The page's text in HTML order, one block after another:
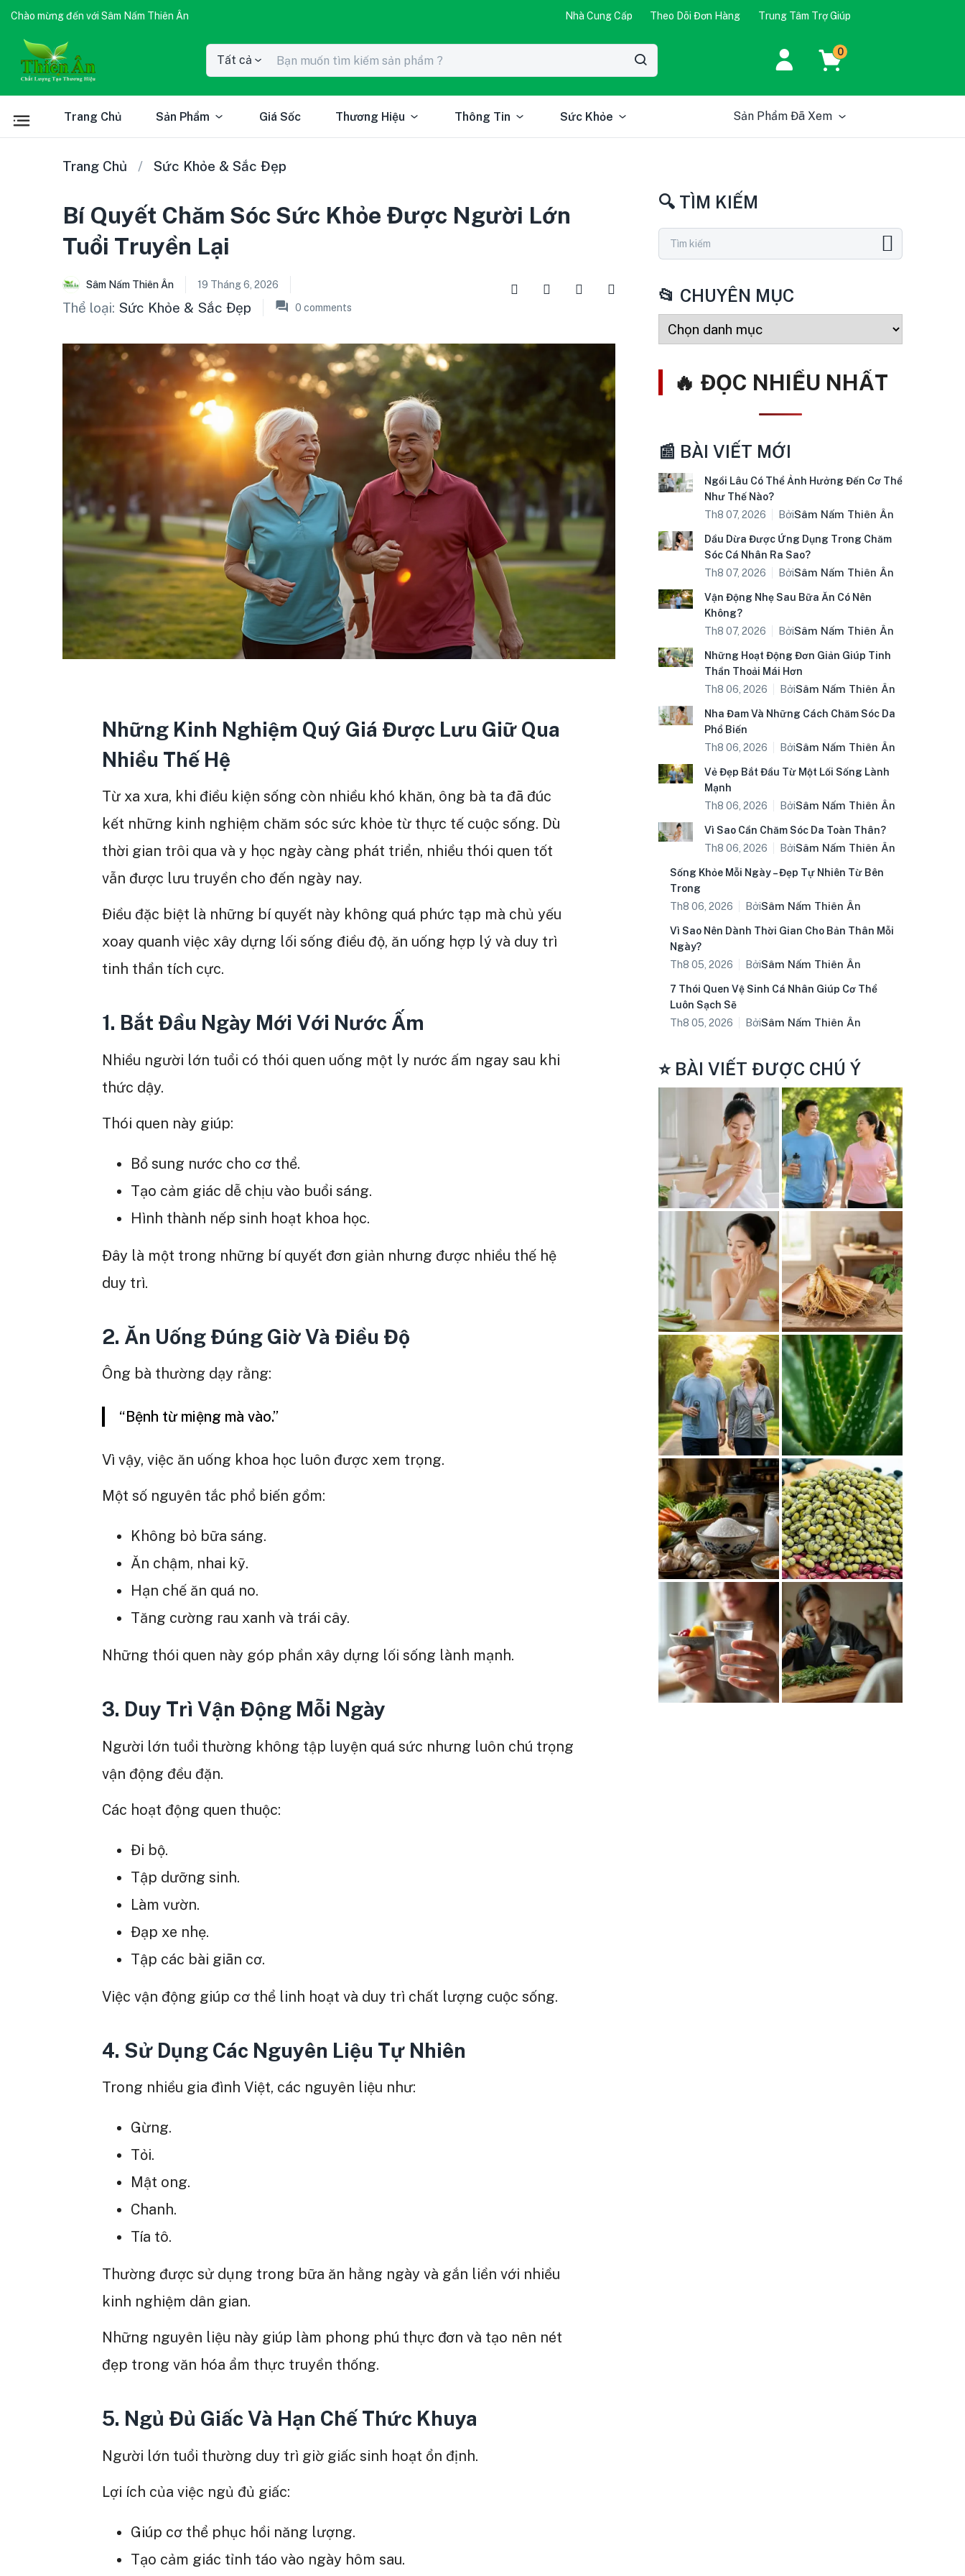
Chào mừng đến với Sâm Nấm Thiên Ân Nhà Cung Cấp Theo Dõi Đơn Hàng Trung Tâm Trợ Giúp
Tất cả
0
Trang Chủ Sản Phẩm Giá Sốc Thương Hiệu Thông Tin Sức Khỏe Sản Phẩm Đã Xem
Trang Chủ Sức Khỏe & Sắc Đẹp
Bí Quyết Chăm Sóc Sức Khỏe Được Người Lớn
Tuổi Truyền Lại
Sâm Nấm Thiên Ân 19 Tháng 6, 2026
Thể loại: Sức Khỏe & Sắc Đẹp 0 comments
Những Kinh Nghiệm Quý Giá Được Lưu Giữ Qua
Nhiều Thế Hệ
Từ xa xưa, khi điều kiện sống còn nhiều khó khăn, ông bà ta đã đúc
kết những kinh nghiệm chăm sóc sức khỏe từ thực tế cuộc sống. Dù
thời gian trôi qua và y học ngày càng phát triển, nhiều thói quen tốt
vẫn được lưu truyền cho đến ngày nay.
Điều đặc biệt là những bí quyết này không quá phức tạp mà chủ yếu
xoay quanh việc xây dựng lối sống điều độ, ăn uống hợp lý và duy trì
tinh thần tích cực.
1. Bắt Đầu Ngày Mới Với Nước Ấm
Nhiều người lớn tuổi có thói quen uống một ly nước ấm ngay sau khi
thức dậy.
Thói quen này giúp:
Bổ sung nước cho cơ thể.
Tạo cảm giác dễ chịu vào buổi sáng.
Hình thành nếp sinh hoạt khoa học.
Đây là một trong những bí quyết đơn giản nhưng được nhiều thế hệ
duy trì.
2. Ăn Uống Đúng Giờ Và Điều Độ
Ông bà thường dạy rằng:
“Bệnh từ miệng mà vào.”
Vì vậy, việc ăn uống khoa học luôn được xem trọng.
Một số nguyên tắc phổ biến gồm:
Không bỏ bữa sáng.
Ăn chậm, nhai kỹ.
Hạn chế ăn quá no.
Tăng cường rau xanh và trái cây.
Những thói quen này góp phần xây dựng lối sống lành mạnh.
3. Duy Trì Vận Động Mỗi Ngày
Người lớn tuổi thường không tập luyện quá sức nhưng luôn chú trọng
vận động đều đặn.
Các hoạt động quen thuộc:
Đi bộ.
Tập dưỡng sinh.
Làm vườn.
Đạp xe nhẹ.
Tập các bài giãn cơ.
Việc vận động giúp cơ thể linh hoạt và duy trì chất lượng cuộc sống.
4. Sử Dụng Các Nguyên Liệu Tự Nhiên
Trong nhiều gia đình Việt, các nguyên liệu như:
Gừng.
Tỏi.
Mật ong.
Chanh.
Tía tô.
Thường được sử dụng trong bữa ăn hằng ngày và gắn liền với nhiều
kinh nghiệm dân gian.
Những nguyên liệu này giúp làm phong phú thực đơn và tạo nên nét
đẹp trong văn hóa ẩm thực truyền thống.
5. Ngủ Đủ Giấc Và Hạn Chế Thức Khuya
Người lớn tuổi thường duy trì giờ giấc sinh hoạt ổn định.
Lợi ích của việc ngủ đủ giấc:
Giúp cơ thể phục hồi năng lượng.
Tạo cảm giác tỉnh táo vào ngày hôm sau.
🔍 TÌM KIẾM
📂 CHUYÊN MỤC
🔥 ĐỌC NHIỀU NHẤT
📰 BÀI VIẾT MỚI
Ngồi Lâu Có Thể Ảnh Hưởng Đến Cơ Thể
Như Thế Nào?
Th8 07, 2026
BởiSâm Nấm Thiên Ân
Dầu Dừa Được Ứng Dụng Trong Chăm
Sóc Cá Nhân Ra Sao?
Th8 07, 2026
BởiSâm Nấm Thiên Ân
Vận Động Nhẹ Sau Bữa Ăn Có Nên
Không?
Th8 07, 2026
BởiSâm Nấm Thiên Ân
Những Hoạt Động Đơn Giản Giúp Tinh
Thần Thoải Mái Hơn
Th8 06, 2026
BởiSâm Nấm Thiên Ân
Nha Đam Và Những Cách Chăm Sóc Da
Phổ Biến
Th8 06, 2026
BởiSâm Nấm Thiên Ân
Vẻ Đẹp Bắt Đầu Từ Một Lối Sống Lành
Mạnh
Th8 06, 2026
BởiSâm Nấm Thiên Ân
Vì Sao Cần Chăm Sóc Da Toàn Thân?
Th8 06, 2026
BởiSâm Nấm Thiên Ân
Sống Khỏe Mỗi Ngày – Đẹp Tự Nhiên Từ Bên
Trong
Th8 06, 2026
BởiSâm Nấm Thiên Ân
Vì Sao Nên Dành Thời Gian Cho Bản Thân Mỗi
Ngày?
Th8 05, 2026
BởiSâm Nấm Thiên Ân
7 Thói Quen Vệ Sinh Cá Nhân Giúp Cơ Thể
Luôn Sạch Sẽ
Th8 05, 2026
BởiSâm Nấm Thiên Ân
⭐ BÀI VIẾT ĐƯỢC CHÚ Ý